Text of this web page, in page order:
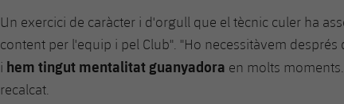
Un exercici de caràcter i d'orgull que el tècnic culer ha
content per l'equip i pel Club". "Ho necessitàvem
i hem tingut mentalitat guanyadora en molts
recalcat.